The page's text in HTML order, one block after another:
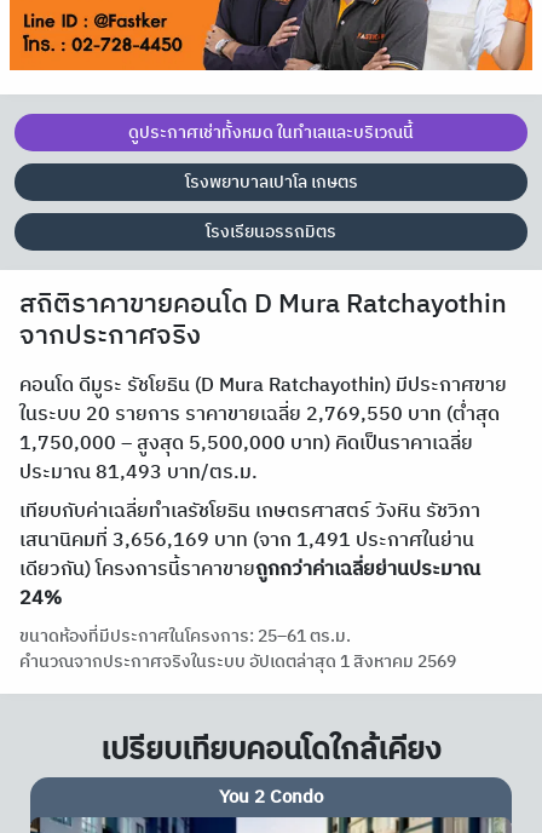
ดูประกาศเช่าทั้งหมด ในทำเลและบริเวณนี้
โรงพยาบาลเปาโล เกษตร
โรงเรียนอรรถมิตร
สถิติราคาขายคอนโด D Mura Ratchayothin
จากประกาศจริง
คอนโด ดีมูระ รัชโยธิน (D Mura Ratchayothin) มีประกาศขาย
ในระบบ 20 รายการ ราคาขายเฉลี่ย 2,769,550 บาท (ต่ำสุด
1,750,000 – สูงสุด 5,500,000 บาท) คิดเป็นราคาเฉลี่ย
ประมาณ 81,493 บาท/ตร.ม.
เทียบกับค่าเฉลี่ยทำเลรัชโยธิน เกษตรศาสตร์ วังหิน รัชวิภา
เสนานิคมที่ 3,656,169 บาท (จาก 1,491 ประกาศในย่าน
เดียวกัน) โครงการนี้ราคาขายถูกกว่าค่าเฉลี่ยย่านประมาณ
24%
ขนาดห้องที่มีประกาศในโครงการ: 25–61 ตร.ม.
คำนวณจากประกาศจริงในระบบ อัปเดตล่าสุด 1 สิงหาคม 2569
เปรียบเทียบคอนโดใกล้เคียง
You 2 Condo